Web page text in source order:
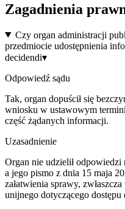
Zagadnienia
Czy organ administracji
przedmiocie udostępnienia
decidendi▾
Odpowiedź sądu
Tak, organ dopuścił się
wniosku w ustawowym
część żądanych informacji.
Uzasadnienie
Organ nie udzielił
a jego pismo z dnia 15 maja
załatwienia sprawy,
unijnego dotyczącego